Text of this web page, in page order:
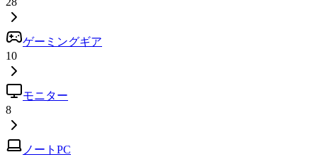
ゲーミングギア
10
モニター
8
ノートPC